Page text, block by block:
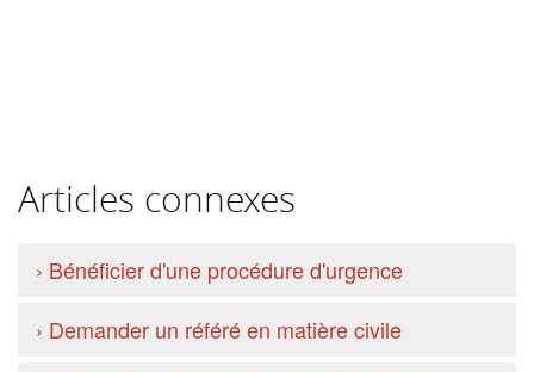
Articles connexes
› Bénéficier d'une procédure d'urgence
› Demander un référé en matière civile